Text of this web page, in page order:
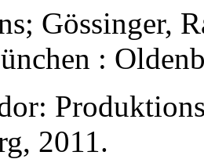
Gössinger,
:
2011.